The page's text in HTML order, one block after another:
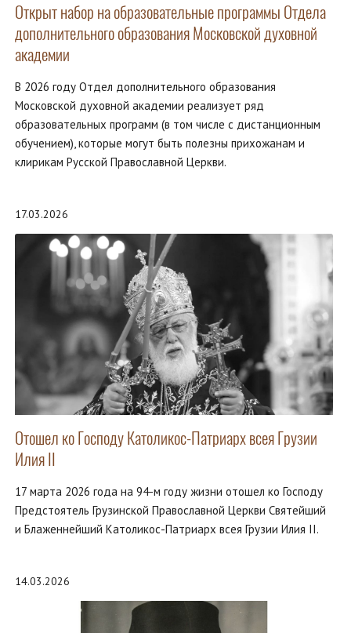
Открыт набор на образовательные программы Отдела
дополнительного образования Московской духовной
академии
В 2026 году Отдел дополнительного образования
Московской духовной академии реализует ряд
образовательных программ (в том числе с дистанционным
обучением), которые могут быть полезны прихожанам и
клирикам Русской Православной Церкви.
17.03.2026
Отошел ко Господу Католикос-Патриарх всея Грузии
Илия II
17 марта 2026 года на 94-м году жизни отошел ко Господу
Предстоятель Грузинской Православной Церкви Святейший
и Блаженнейший Католикос-Патриарх всея Грузии Илия II.
14.03.2026